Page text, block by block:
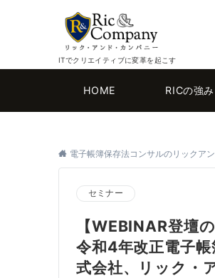
ITでクリエイティブに変革を起こす
HOME RICの強み
電子帳簿保存法コンサルのリックア
セミナー
【WEBINAR登壇
令和4年改正電子
式会社、リック・